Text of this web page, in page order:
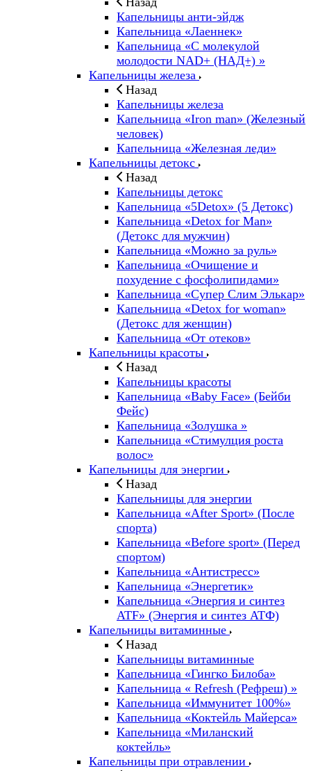
Капельницы анти-эйдж
Капельница «Лаеннек»
Капельница «С молекулой
молодости NAD+ (НАД+) »
Капельницы железа
Назад
Капельницы железа
Капельница «Iron man» (Железный
человек)
Капельница «Железная леди»
Капельницы детокс
Назад
Капельницы детокс
Капельница «5Detox» (5 Детокс)
Капельница «Detox for Man»
(Детокс для мужчин)
Капельница «Можно за руль»
Капельница «Очищение и
похудение с фосфолипидами»
Капельница «Супер Слим Элькар»
Капельница «Detox for woman»
(Детокс для женщин)
Капельница «От отеков»
Капельницы красоты
Назад
Капельницы красоты
Капельница «Baby Face» (Бейби
Фейс)
Капельница «Золушка »
Капельница «Стимулция роста
волос»
Капельницы для энергии
Назад
Капельницы для энергии
Капельница «After Sport» (После
спорта)
Капельница «Before sport» (Перед
спортом)
Капельница «Антистресс»
Капельница «Энергетик»
Капельница «Энергия и синтез
ATF» (Энергия и синтез АТФ)
Капельницы витаминные
Назад
Капельницы витаминные
Капельница «Гингко Билоба»
Капельница « Refresh (Рефреш) »
Капельница «Иммунитет 100%»
Капельница «Коктейль Майерса»
Капельница «Миланский
коктейль»
Капельницы при отравлении